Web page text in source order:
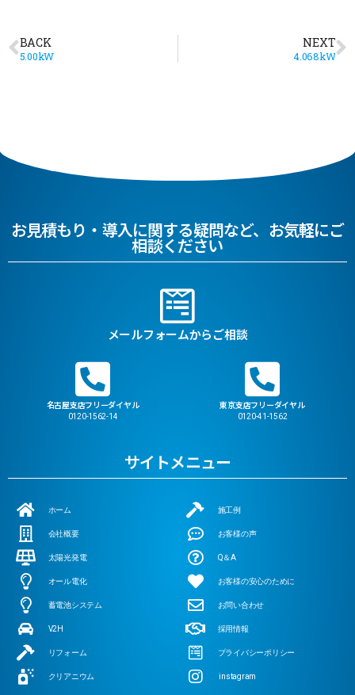
BACK
5.00kW
NEXT
4.068kW
お見積もり・導入に関する疑問など、お気軽にご
相談ください
メールフォームからご相談
名古屋支店フリーダイヤル
0120-1562-14
東京支店フリーダイヤル
0120-41-1562
サイトメニュー
ホーム
会社概要
太陽光発電
オール電化
蓄電池システム
V2H
リフォーム
クリアニウム
施工例
お客様の声
Q＆A
お客様の安心のために
お問い合わせ
採用情報
プライバシーポリシー
instagram